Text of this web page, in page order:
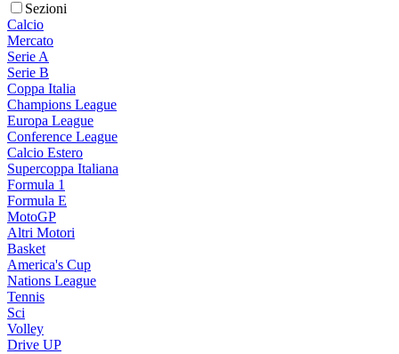
Sezioni
Calcio
Mercato
Serie A
Serie B
Coppa Italia
Champions League
Europa League
Conference League
Calcio Estero
Supercoppa Italiana
Formula 1
Formula E
MotoGP
Altri Motori
Basket
America's Cup
Nations League
Tennis
Sci
Volley
Drive UP